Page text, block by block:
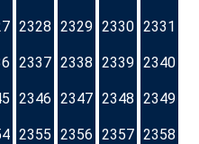
2328 2329 2330 2331
2337 2338 2339 2340
2346 2347 2348 2349
2355 2356 2357 2358